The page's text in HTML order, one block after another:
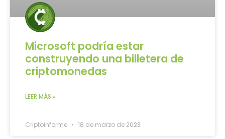
Microsoft podría estar
construyendo una billetera de
criptomonedas
LEER MÁS »
Criptoinforme 18 de marzo de 2023